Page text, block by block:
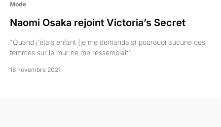
Mode
Naomi Osaka rejoint Victoria’s Secret
"Quand j'étais enfant (je me demandais) pourquoi aucune des
femmes sur le mur ne me ressemblait".
18 novembre 2021